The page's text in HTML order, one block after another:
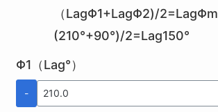
（LagΦ1+LagΦ2)/2=LagΦm
(210°+90°)/2=Lag150°
Φ1（Lag°）
-